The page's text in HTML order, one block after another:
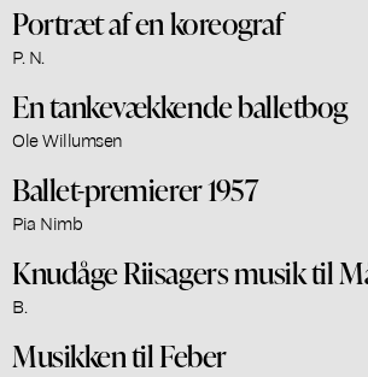
Portræt af en koreograf
P. N.
En tankevækkende balletbog
Ole Willumsen
Ballet-premierer 1957
Pia Nimb
Knudåge Riisagers musik til
B.
Musikken til Feber